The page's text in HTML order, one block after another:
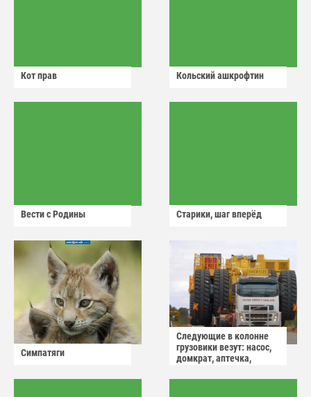
Кот прав Кольский ашкрофтин
Вести с Родины Старики, шаг вперёд
Симпатяги
Следующие в колонне
грузовики везут: насос,
домкрат, аптечка,